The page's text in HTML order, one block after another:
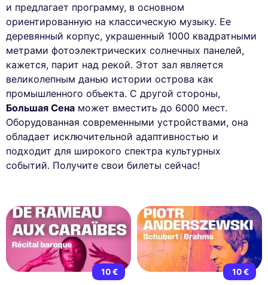
и предлагает программу, в основном
ориентированную на классическую музыку. Ее
деревянный корпус, украшенный 1000 квадратными
метрами фотоэлектрических солнечных панелей,
кажется, парит над рекой. Этот зал является
великолепным данью истории острова как
промышленного объекта. С другой стороны,
Большая Сена может вместить до 6000 мест.
Оборудованная современными устройствами, она
обладает исключительной адаптивностью и
подходит для широкого спектра культурных
событий. Получите свои билеты сейчас!
10 € 10 €